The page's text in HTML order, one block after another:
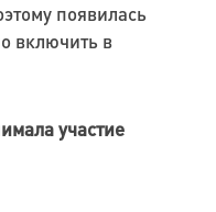
появилась
включить в
участие